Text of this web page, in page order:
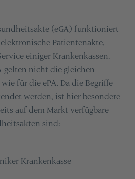
(eGA) funktioniert
Patientenakte,
einiger Krankenkassen.
gelten nicht die gleichen
für die ePA. Da die Begriffe
werden, ist hier besondere
auf dem Markt verfügbare
sind:
Krankenkasse